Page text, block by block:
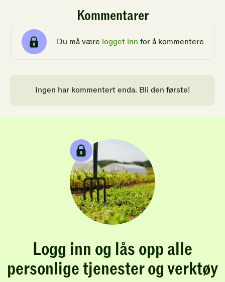
Kommentarer
Du må være logget inn for å kommentere
Ingen har kommentert enda. Bli den første!
Logg inn og lås opp alle
personlige tjenester og verktøy